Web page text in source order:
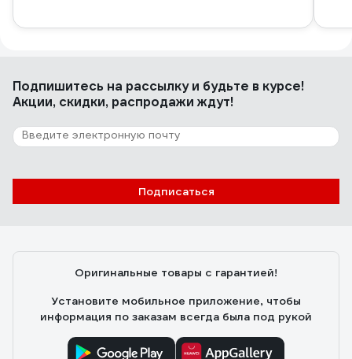
Подпишитесь на рассылкуи будьте в курсе!
Акции, скидки, распродажи ждут!
Подписаться
Оригинальные товары с гарантией!
Установите мобильное приложение, чтобы
информация по заказам всегда была под рукой